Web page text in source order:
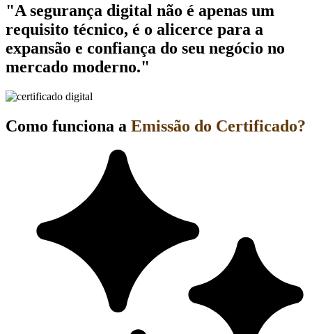
"A segurança digital não é apenas um
requisito técnico, é o alicerce para a
expansão e confiança do seu negócio no
mercado moderno."
Como funciona a Emissão do Certificado?